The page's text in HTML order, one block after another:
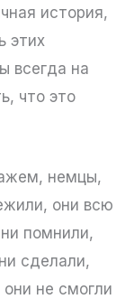
история,
этих
всегда на
что это
немцы,
они всю
помнили,
сделали,
не смогли